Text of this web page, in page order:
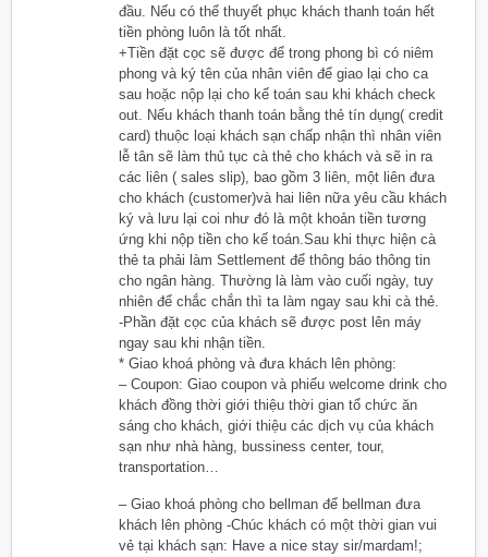
đầu. Nếu có thể thuyết phục khách thanh toán hết
tiền phòng luôn là tốt nhất.
+Tiền đặt cọc sẽ được để trong phong bì có niêm
phong và ký tên của nhân viên để giao lại cho ca
sau hoặc nộp lại cho kế toán sau khi khách check
out. Nếu khách thanh toán bằng thẻ tín dụng( credit
card) thuộc loại khách sạn chấp nhận thì nhân viên
lễ tân sẽ làm thủ tục cà thẻ cho khách và sẽ in ra
các liên ( sales slip), bao gồm 3 liên, một liên đưa
cho khách (customer)và hai liên nữa yêu cầu khách
ký và lưu lại coi như đó là một khoản tiền tương
ứng khi nộp tiền cho kế toán.Sau khi thực hiện cà
thẻ ta phải làm Settlement để thông báo thông tin
cho ngân hàng. Thường là làm vào cuối ngày, tuy
nhiên để chắc chắn thì ta làm ngay sau khi cà thẻ.
-Phần đặt cọc của khách sẽ được post lên máy
ngay sau khi nhận tiền.
* Giao khoá phòng và đưa khách lên phòng:
– Coupon: Giao coupon và phiếu welcome drink cho
khách đồng thời giới thiệu thời gian tổ chức ăn
sáng cho khách, giới thiệu các dịch vụ của khách
sạn như nhà hàng, bussiness center, tour,
transportation…
– Giao khoá phòng cho bellman để bellman đưa
khách lên phòng -Chúc khách có một thời gian vui
vẻ tại khách sạn: Have a nice stay sir/mardam!;